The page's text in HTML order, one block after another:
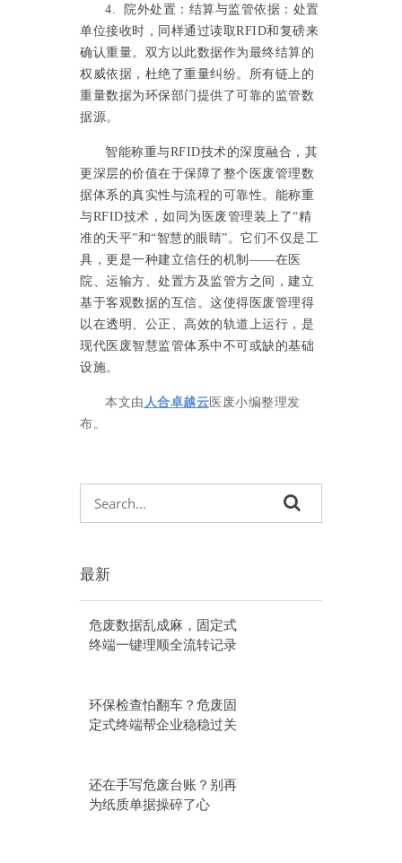
4. 院外处置：结算与监管依据：处置
单位接收时，同样通过读取RFID和复磅来
确认重量。双方以此数据作为最终结算的
权威依据，杜绝了重量纠纷。所有链上的
重量数据为环保部门提供了可靠的监管数
据源。
智能称重与RFID技术的深度融合，其
更深层的价值在于保障了整个医废管理数
据体系的真实性与流程的可靠性。能称重
与RFID技术，如同为医废管理装上了“精
准的天平”和“智慧的眼睛”。它们不仅是工
具，更是一种建立信任的机制——在医
院、运输方、处置方及监管方之间，建立
基于客观数据的互信。这使得医废管理得
以在透明、公正、高效的轨道上运行，是
现代医废智慧监管体系中不可或缺的基础
设施。
本文由 人合卓越云 医废小编整理发
布。
最新
危废数据乱成麻，固定式
终端一键理顺全流转记录
环保检查怕翻车？危废固
定式终端帮企业稳稳过关
还在手写危废台账？别再
为纸质单据操碎了心